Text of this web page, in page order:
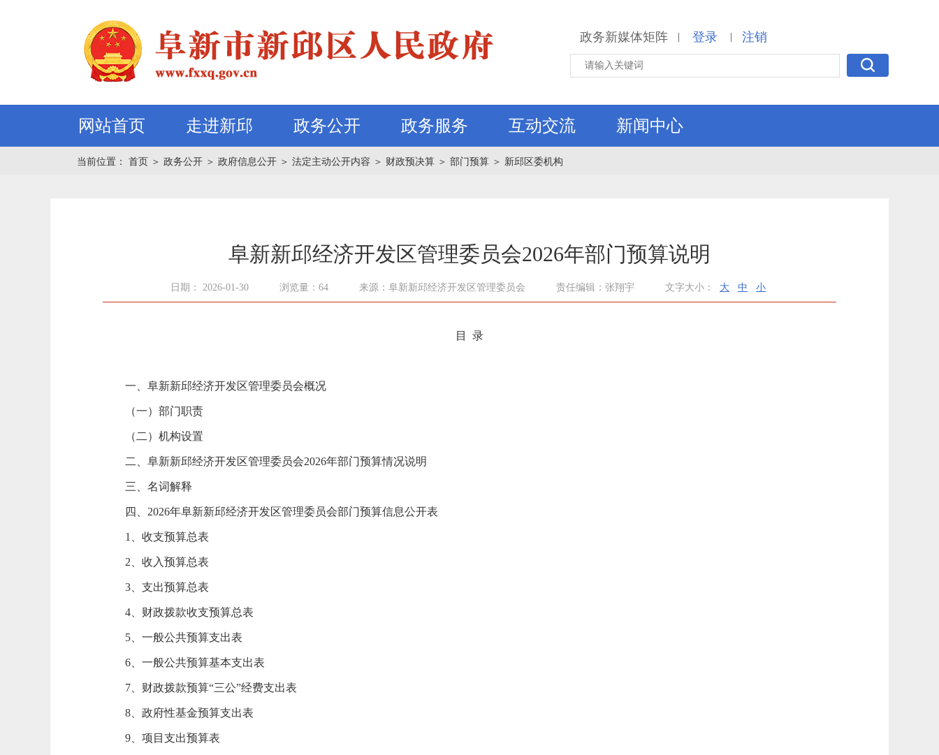
政务新媒体矩阵 | 登录 | 注销
网站首页 走进新邱 政务公开 政务服务 互动交流 新闻中心
当前位置： 首页 ＞ 政务公开 ＞ 政府信息公开 ＞ 法定主动公开内容 ＞ 财政预决算 ＞ 部门预算 ＞ 新邱区委机构
阜新新邱经济开发区管理委员会2026年部门预算说明
日期： 2026-01-30 浏览量：64 来源：阜新新邱经济开发区管理委员会 责任编辑：张翔宇 文字大小： 大 中 小
目 录
一、阜新新邱经济开发区管理委员会概况
（一）部门职责
（二）机构设置
二、阜新新邱经济开发区管理委员会2026年部门预算情况说明
三、名词解释
四、2026年阜新新邱经济开发区管理委员会部门预算信息公开表
1、收支预算总表
2、收入预算总表
3、支出预算总表
4、财政拨款收支预算总表
5、一般公共预算支出表
6、一般公共预算基本支出表
7、财政拨款预算“三公”经费支出表
8、政府性基金预算支出表
9、项目支出预算表